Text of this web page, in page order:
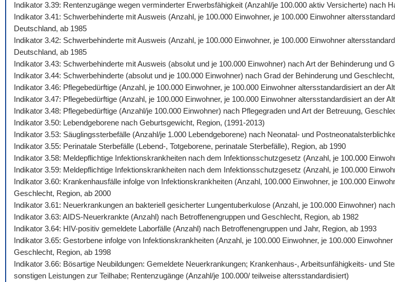
Indikator 3.39: Rentenzugänge wegen verminderter Erwerbsfähigkeit (Anzahl/je 100.000 aktiv Versicherte) nach
Indikator 3.41: Schwerbehinderte mit Ausweis (Anzahl, je 100.000 Einwohner, je 100.000 Einwohner
Deutschland, ab 1985
Indikator 3.42: Schwerbehinderte mit Ausweis (Anzahl, je 100.000 Einwohner, je 100.000 Einwohner
Deutschland, ab 1985
Indikator 3.43: Schwerbehinderte mit Ausweis (absolut und je 100.000 Einwohner) nach Art der Behinderung und
Indikator 3.44: Schwerbehinderte (absolut und je 100.000 Einwohner) nach Grad der Behinderung und
Indikator 3.46: Pflegebedürftige (Anzahl, je 100.000 Einwohner, je 100.000 Einwohner altersstandardisiert an der
Indikator 3.47: Pflegebedürftige (Anzahl, je 100.000 Einwohner, je 100.000 Einwohner altersstandardisiert an der
Indikator 3.48: Pflegebedürftige (Anzahl/je 100.000 Einwohner) nach Pflegegraden und Art der Betreuung,
Indikator 3.50: Lebendgeborene nach Geburtsgewicht, Region, (1991-2013)
Indikator 3.53: Säuglingssterbefälle (Anzahl/je 1.000 Lebendgeborene) nach Neonatal- und
Indikator 3.55: Perinatale Sterbefälle (Lebend-, Totgeborene, perinatale Sterbefälle), Region, ab 1990
Indikator 3.58: Meldepflichtige Infektionskrankheiten nach dem Infektionsschutzgesetz (Anzahl, je 100.000
Indikator 3.59: Meldepflichtige Infektionskrankheiten nach dem Infektionsschutzgesetz (Anzahl, je 100.000
Indikator 3.60: Krankenhausfälle infolge von Infektionskrankheiten (Anzahl, 100.000 Einwohner, je 100.000
Geschlecht, Region, ab 2000
Indikator 3.61: Neuerkrankungen an bakteriell gesicherter Lungentuberkulose (Anzahl, je 100.000 Einwohner)
Indikator 3.63: AIDS-Neuerkrankte (Anzahl) nach Betroffenengruppen und Geschlecht, Region, ab 1982
Indikator 3.64: HIV-positiv gemeldete Laborfälle (Anzahl) nach Betroffenengruppen und Jahr, Region, ab 1993
Indikator 3.65: Gestorbene infolge von Infektionskrankheiten (Anzahl, je 100.000 Einwohner, je 100.000
Geschlecht, Region, ab 1998
Indikator 3.66: Bösartige Neubildungen: Gemeldete Neuerkrankungen; Krankenhaus-, Arbeitsunfähigkeits- und
sonstigen Leistungen zur Teilhabe; Rentenzugänge (Anzahl/je 100.000/ teilweise altersstandardisiert)